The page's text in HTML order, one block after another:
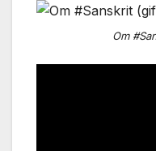
Om